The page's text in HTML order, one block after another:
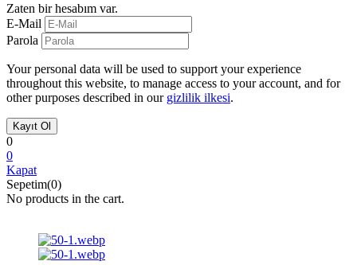
Zaten bir hesabım var.
E-Mail
Parola
Your personal data will be used to support your experience
throughout this website, to manage access to your account, and for
other purposes described in our gizlilik ilkesi.
0
0
Kapat
Sepetim(0)
No products in the cart.